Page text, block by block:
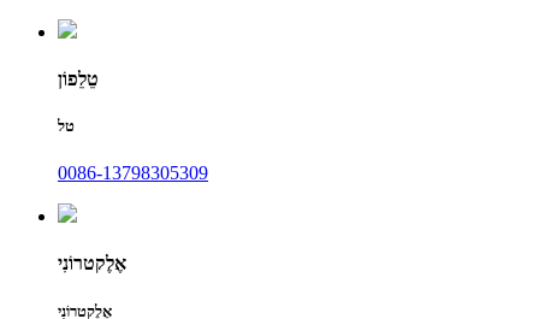
טֵלֵפוֹן
טל
0086-13798305309
אֶלֶקטרוֹנִי
אֶלֶקטרוֹנִי